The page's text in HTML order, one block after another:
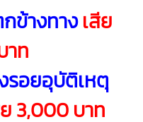
ข้างทางเสีย
าท
รอยอุบัติเหตุ
3,000 บาท